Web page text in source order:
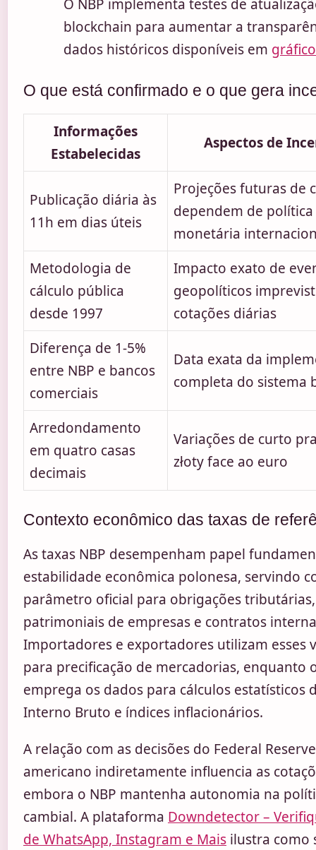
O NBP implementa testes de
blockchain para aumentar a
dados históricos disponíveis em
O que está confirmado e o que gera
Informações
Estabelecidas
Aspectos de
Publicação diária às
11h em dias úteis
Projeções futuras de
dependem de política
monetária
Metodologia de
cálculo pública
desde 1997
Impacto exato de
geopolíticos
cotações diárias
Diferença de 1-5%
entre NBP e bancos
comerciais
Data exata da
completa do sistema
Arredondamento
em quatro casas
decimais
Variações de curto
złoty face ao euro
Contexto econômico das taxas de
As taxas NBP desempenham papel
estabilidade econômica polonesa, servindo
parâmetro oficial para obrigações
patrimoniais de empresas e contratos
Importadores e exportadores utilizam esses
para precificação de mercadorias, enquanto
emprega os dados para cálculos estatísticos
Interno Bruto e índices inflacionários.
A relação com as decisões do Federal Reserve
americano indiretamente influencia as
embora o NBP mantenha autonomia na
cambial. A plataforma Downdetector –
de WhatsApp, Instagram e Mais ilustra como